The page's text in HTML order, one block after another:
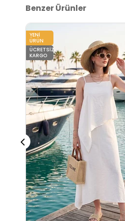
Benzer Ürünler
YENI
ÜRÜN
ÜCRETSIZ
KARGO